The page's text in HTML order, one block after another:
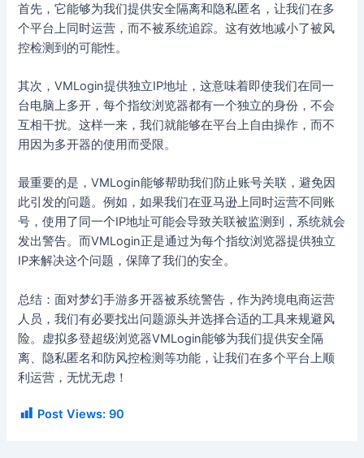
首先，它能够为我们提供安全隔离和隐私匿名，让我们在多
个平台上同时运营，而不被系统追踪。这有效地减小了被风
控检测到的可能性。
其次，VMLogin提供独立IP地址，这意味着即使我们在同一
台电脑上多开，每个指纹浏览器都有一个独立的身份，不会
互相干扰。这样一来，我们就能够在平台上自由操作，而不
用因为多开器的使用而受限。
最重要的是，VMLogin能够帮助我们防止账号关联，避免因
此引发的问题。例如，如果我们在亚马逊上同时运营不同账
号，使用了同一个IP地址可能会导致关联被监测到，系统就会
发出警告。而VMLogin正是通过为每个指纹浏览器提供独立
IP来解决这个问题，保障了我们的安全。
总结：面对梦幻手游多开器被系统警告，作为跨境电商运营
人员，我们有必要找出问题源头并选择合适的工具来规避风
险。虚拟多登超级浏览器VMLogin能够为我们提供安全隔
离、隐私匿名和防风控检测等功能，让我们在多个平台上顺
利运营，无忧无虑！
Post Views: 90